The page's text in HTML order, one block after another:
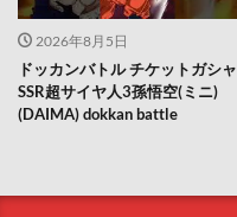
2026年8月5日
ドッカンバトル チケットガシャ
SSR超サイヤ人3孫悟空(ミニ)
(DAIMA) dokkan battle